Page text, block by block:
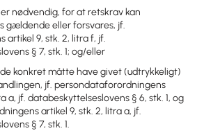
nødvendig, for at retskrav kan
gældende eller forsvares, jf.
artikel 9, stk. 2, litra f, jf.
§ 7, stk. 1; og/eller
konkret måtte have givet (udtrykkeligt)
jf. persondataforordningens
a, jf. databeskyttelseslovens § 6, stk. 1, og
artikel 9, stk. 2, litra a, jf.
§ 7, stk. 1.